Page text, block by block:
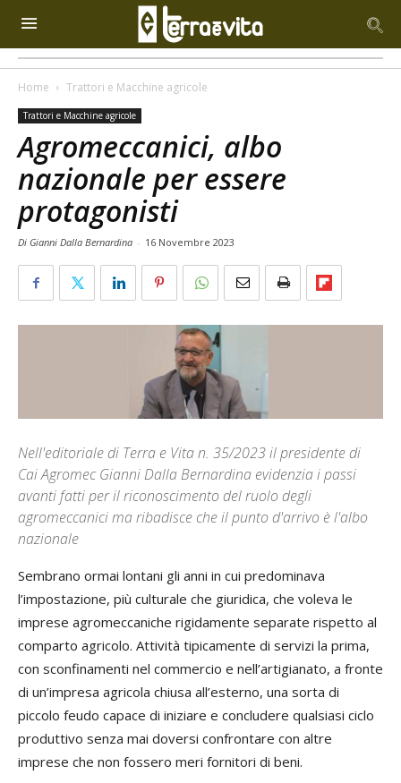
Home Trattori e Macchine agricole
Trattori e Macchine agricole
Agromeccanici, albo
nazionale per essere
protagonisti
Di Gianni Dalla Bernardina - 16 Novembre 2023
Nell'editoriale di Terra e Vita n. 35/2023 il presidente di
Cai Agromec Gianni Dalla Bernardina evidenzia i passi
avanti fatti per il riconoscimento del ruolo degli
agromeccanici ma ribadisce che il punto d'arrivo è l'albo
nazionale
Sembrano ormai lontani gli anni in cui predominava
l’impostazione, più culturale che giuridica, che voleva le
imprese agromeccaniche rigidamente separate rispetto al
comparto agricolo. Attività tipicamente di servizi la prima,
con sconfinamenti nel commercio e nell’artigianato, a fronte
di un’impresa agricola chiusa all’esterno, una sorta di
piccolo feudo capace di iniziare e concludere qualsiasi ciclo
produttivo senza mai doversi confrontare con altre
imprese che non fossero meri fornitori di beni.